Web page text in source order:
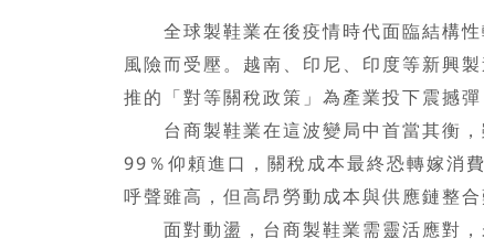
全球製鞋業在後疫情時代面臨結構性
風險而受壓。越南、印尼、印度等新興
推的「對等關稅政策」為產業投下震撼
台商製鞋業在這波變局中首當其衡，
99％仰頼進口，關稅成本最終恐轉嫁消
呼聲雖高，但高昂勞動成本與供應鏈整
面對動盪，台商製鞋業需靈活應對，